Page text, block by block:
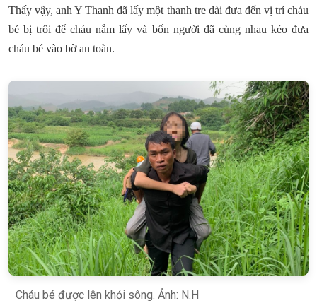
Thấy vậy, anh Y Thanh đã lấy một thanh tre dài đưa đến vị trí cháu
bé bị trôi để cháu nắm lấy và bốn người đã cùng nhau kéo đưa
cháu bé vào bờ an toàn.
Cháu bé được lên khỏi sông. Ảnh: N.H